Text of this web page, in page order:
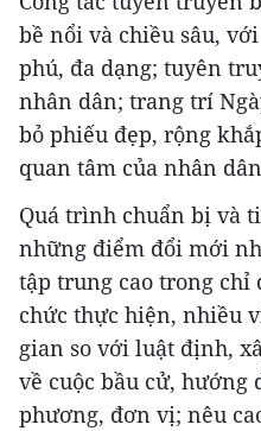
bề nổi và chiều sâu,
phú, đa dạng; tuyên
nhân dân; trang trí
bỏ phiếu đẹp, rộng
quan tâm của nhân
Quá trình chuẩn bị và
những điểm đổi mới
tập trung cao trong chỉ
chức thực hiện, nhiều
gian so với luật định,
về cuộc bầu cử, hướng
phương, đơn vị; nêu